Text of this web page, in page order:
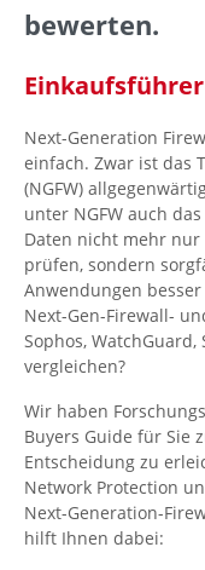
bewerten.
Next-Generation
einfach. Zwar ist das
(NGFW)
unter NGFW auch
Daten nicht mehr nur
prüfen, sondern
Anwendungen
Next-Gen-Firewall-
Sophos, WatchGuard,
vergleichen?
Wir haben
Buyers Guide für Sie
Entscheidung zu
Network Protection
Next-Generation-
hilft Ihnen dabei: